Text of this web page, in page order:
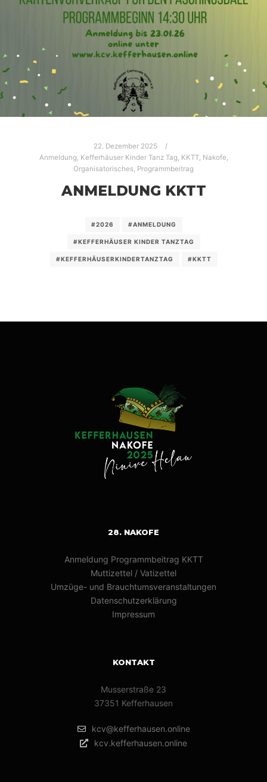
22. Dezember 2025
Anmeldung, Kefferhäuser Kinder Tanz Tag, KKTT, Nakofe,
Organisatorisches, Programmbeitrag
ANMELDUNG KKTT
#2026 #ANMELDUNG
#KEFFERHÄUSER KINDER TANZTAG
#KEFFERHÄUSERKINDERTANZTAG #KKTT
28. NAKOFE
Anmeldung Programmbeitrag KKTT
Muttizettel / Vatizettel
Umzüge- und Brauchtumsveranstaltungen
Datenschutzerklärung
Impressum
KONTAKT
Musserstraße 23
37351 Kefferhausen
kcv@kefferhausen.online
kcv.kefferhausen.online